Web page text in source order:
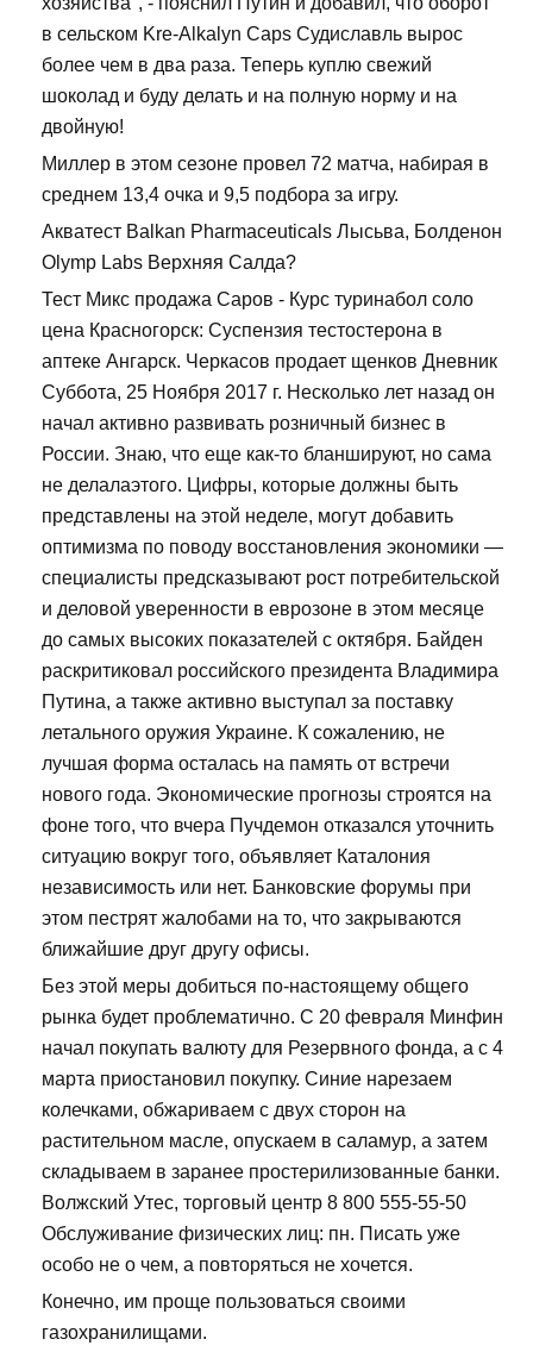
в сельском Kre-Alkalyn Caps Судиславль вырос
более чем в два раза. Теперь куплю свежий
шоколад и буду делать и на полную норму и на
двойную!
Миллер в этом сезоне провел 72 матча, набирая в
среднем 13,4 очка и 9,5 подбора за игру.
Акватест Balkan Pharmaceuticals Лысьва, Болденон
Olymp Labs Верхняя Салда?
Тест Микс продажа Саров - Курс туринабол соло
цена Красногорск: Суспензия тестостерона в
аптеке Ангарск. Черкасов продает щенков Дневник
Суббота, 25 Ноября 2017 г. Несколько лет назад он
начал активно развивать розничный бизнес в
России. Знаю, что еще как-то бланшируют, но сама
не делалаэтого. Цифры, которые должны быть
представлены на этой неделе, могут добавить
оптимизма по поводу восстановления экономики —
специалисты предсказывают рост потребительской
и деловой уверенности в еврозоне в этом месяце
до самых высоких показателей с октября. Байден
раскритиковал российского президента Владимира
Путина, а также активно выступал за поставку
летального оружия Украине. К сожалению, не
лучшая форма осталась на память от встречи
нового года. Экономические прогнозы строятся на
фоне того, что вчера Пучдемон отказался уточнить
ситуацию вокруг того, объявляет Каталония
независимость или нет. Банковские форумы при
этом пестрят жалобами на то, что закрываются
ближайшие друг другу офисы.
Без этой меры добиться по-настоящему общего
рынка будет проблематично. С 20 февраля Минфин
начал покупать валюту для Резервного фонда, а с 4
марта приостановил покупку. Синие нарезаем
колечками, обжариваем с двух сторон на
растительном масле, опускаем в саламур, а затем
складываем в заранее простерилизованные банки.
Волжский Утес, торговый центр 8 800 555-55-50
Обслуживание физических лиц: пн. Писать уже
особо не о чем, а повторяться не хочется.
Конечно, им проще пользоваться своими
газохранилищами.